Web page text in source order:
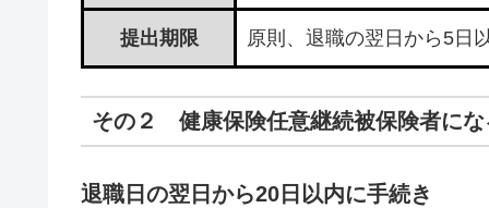
提出期限 原則、退職の翌日から5日
その２ 健康保険任意継続被保険者にな
退職日の翌日から20日以内に手続き